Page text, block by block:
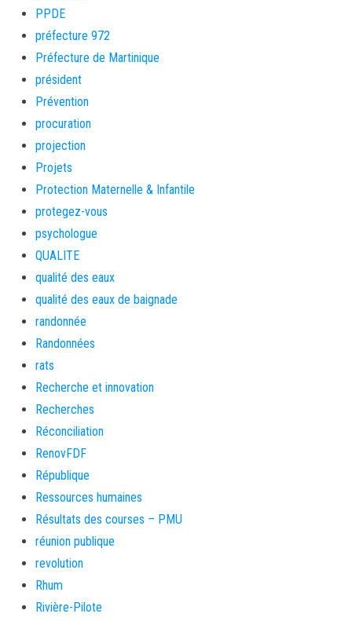
PPDE
préfecture 972
Préfecture de Martinique
président
Prévention
procuration
projection
Projets
Protection Maternelle & Infantile
protegez-vous
psychologue
QUALITE
qualité des eaux
qualité des eaux de baignade
randonnée
Randonnées
rats
Recherche et innovation
Recherches
Réconciliation
RenovFDF
République
Ressources humaines
Résultats des courses – PMU
réunion publique
revolution
Rhum
Rivière-Pilote